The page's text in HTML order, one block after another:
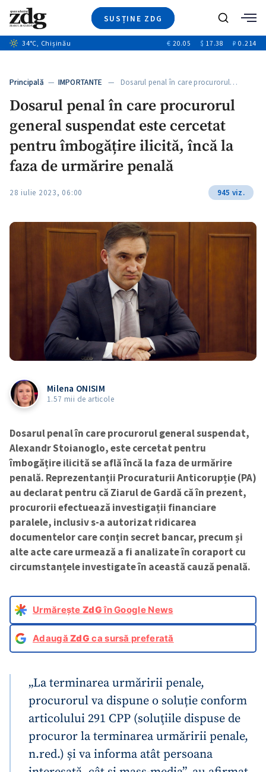
SUSȚINE ZDG
Ştiri
+10
Video
Special
ZdGust
Caută
34°C, Chișinău € 20.05 $ 17.38 ₽ 0.214
Principală — IMPORTANTE — Dosarul penal în care procurorul…
Dosarul penal în care procurorul
general suspendat este cercetat
pentru îmbogățire ilicită, încă la
faza de urmărire penală
28 iulie 2023, 06:00 945 viz.
Milena ONISIM
1.57 mii de articole
Dosarul penal în care procurorul general suspendat,
Alexandr Stoianoglo, este cercetat pentru
îmbogățire ilicită se află încă la faza de urmărire
penală. Reprezentanții Procuraturii Anticorupție (PA)
au declarat pentru că Ziarul de Gardă că în prezent,
procurorii efectuează investigații financiare
paralele, inclusiv s-a autorizat ridicarea
documentelor care conțin secret bancar, precum și
alte acte care urmează a fi analizate în coraport cu
circumstanțele investigate în această cauză penală.
Urmărește ZdGîn Google News
AdaugăZdG ca sursă preferată
„La terminarea urmăririi penale,
procurorul va dispune o soluție conform
articolului 291 CPP (soluţiile dispuse de
procuror la terminarea urmăririi penale,
n.red.) și va informa atât persoana